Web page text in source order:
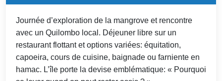
Journée d’exploration de la mangrove et rencontre
avec un Quilombo local. Déjeuner libre sur un
restaurant flottant et options variées: équitation,
capoeira, cours de cuisine, baignade ou farniente en
hamac. L’île porte la devise emblématique: « Pourquoi